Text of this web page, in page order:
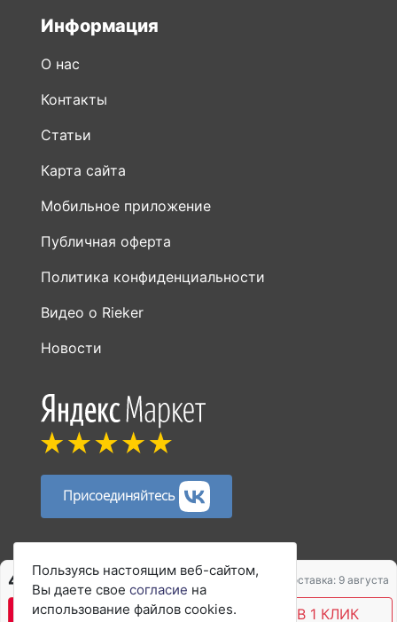
Контакты
Статьи
Карта сайта
Мобильное приложение
Публичная оферта
Политика конфиденциальности
Видео о Rieker
Новости
Присоединяйтесь
Способы оплаты:
Пользуясь настоящим веб-сайтом,
Вы даете свое согласие на
использование файлов cookies.
4 656 ₽ 5 587 ₽ Доставка: 9 августа
В КОРЗИНУ КУПИТЬ В 1 КЛИК